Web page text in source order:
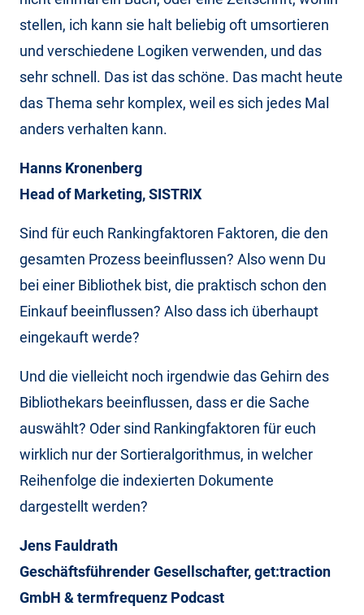
stellen, ich kann sie halt beliebig oft umsortieren
und verschiedene Logiken verwenden, und das
sehr schnell. Das ist das schöne. Das macht heute
das Thema sehr komplex, weil es sich jedes Mal
anders verhalten kann.
Hanns Kronenberg
Head of Marketing, SISTRIX
Sind für euch Rankingfaktoren Faktoren, die den
gesamten Prozess beeinflussen? Also wenn Du
bei einer Bibliothek bist, die praktisch schon den
Einkauf beeinflussen? Also dass ich überhaupt
eingekauft werde?
Und die vielleicht noch irgendwie das Gehirn des
Bibliothekars beeinflussen, dass er die Sache
auswählt? Oder sind Rankingfaktoren für euch
wirklich nur der Sortieralgorithmus, in welcher
Reihenfolge die indexierten Dokumente
dargestellt werden?
Jens Fauldrath
Geschäftsführender Gesellschafter, get:traction
GmbH & termfrequenz Podcast